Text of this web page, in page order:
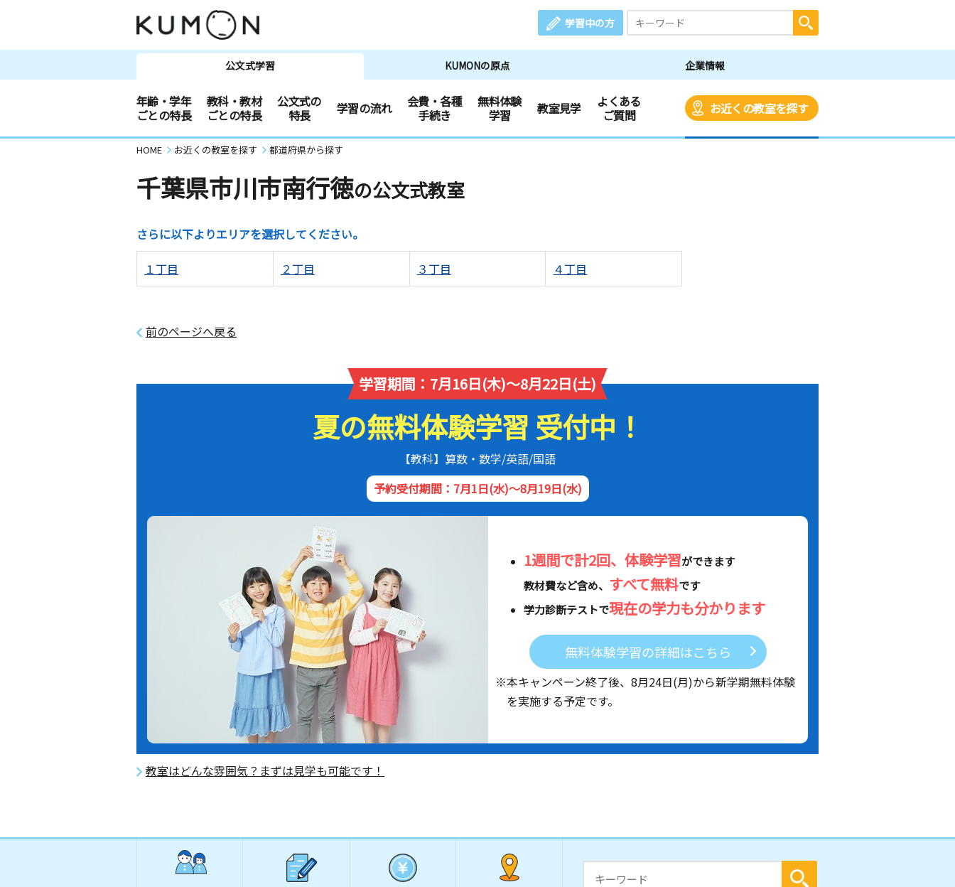
学習中の方
公文式学習 KUMONの原点 企業情報
年齢・学年
ごとの特長
教科・教材
ごとの特長
公文式の
特長
学習の流れ
会費・各種
手続き
無料体験
学習
教室見学
よくある
ご質問
お近くの教室を探す
HOME お近くの教室を探す 都道府県から探す
千葉県市川市南行徳の公文式教室
さらに以下よりエリアを選択してください。
１丁目 ２丁目 ３丁目 ４丁目
前のページへ戻る
学習期間：7月16日(木)～8月22日(土)
夏の無料体験学習 受付中！
【教科】算数・数学/英語/国語
予約受付期間：7月1日(水)～8月19日(水)
1週間で計2回、体験学習ができます
教材費など含め、 すべて無料です
学力診断テストで現在の学力も分かります
無料体験学習の詳細はこちら
※本キャンペーン終了後、 8月24日(月)から新学期無料体験
を実施する予定です。
教室はどんな雰囲気？まずは見学も可能です！